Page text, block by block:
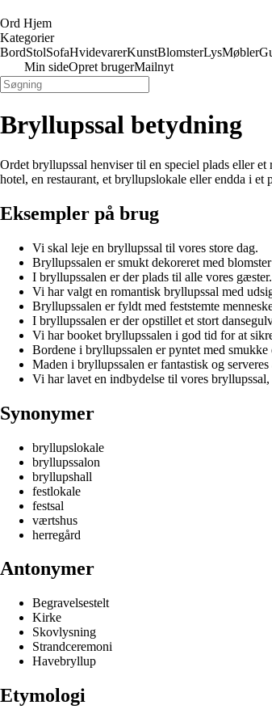
Ord Hjem
Kategorier
BordStolSofaHvidevarerKunstBlomsterLysMøbler
Min sideOpret brugerMailnyt
Bryllupssal betydning
Ordet bryllupssal henviser til en speciel plads eller
hotel, en restaurant, et bryllupslokale eller endda i
Eksempler på brug
Vi skal leje en bryllupssal til vores store dag.
Bryllupssalen er smukt dekoreret med
I bryllupssalen er der plads til alle vores gæster.
Vi har valgt en romantisk bryllupssal med
Bryllupssalen er fyldt med feststemte
I bryllupssalen er der opstillet et stort
Vi har booket bryllupssalen i god tid for at
Bordene i bryllupssalen er pyntet med smukke
Maden i bryllupssalen er fantastisk og
Vi har lavet en indbydelse til vores
Synonymer
bryllupslokale
bryllupssalon
bryllupshall
festlokale
festsal
værtshus
herregård
Antonymer
Begravelsestelt
Kirke
Skovlysning
Strandceremoni
Havebryllup
Etymologi